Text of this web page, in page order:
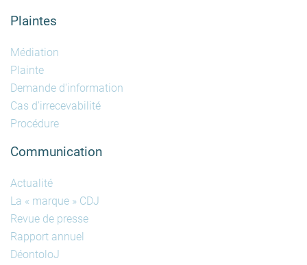
Plaintes
Médiation
Plainte
Demande d'information
Cas d'irrecevabilité
Procédure
Communication
Actualité
La « marque » CDJ
Revue de presse
Rapport annuel
DéontoloJ